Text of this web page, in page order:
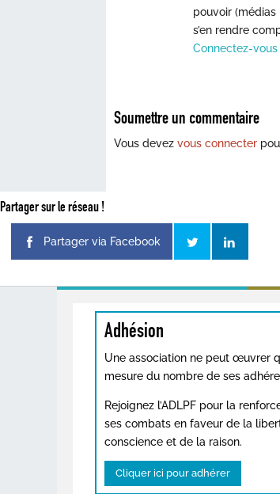
pouvoir (médias
s’en rendre
Connectez-
Soumettre un commentaire
Vous devezvous connecter
Partager sur le réseau !
Partager via Facebook
Adhésion
Une association ne peut œuvrer
mesure du nombre de ses
Rejoignez l’ADLPF pour la
ses combats en faveur de la
conscience et de la raison.
Cliquer ici pour adhérer